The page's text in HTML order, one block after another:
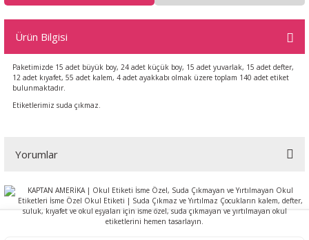
Ürün Bilgisi
Paketimizde 15 adet büyük boy, 24 adet küçük boy, 15 adet yuvarlak, 15 adet defter,
12 adet kıyafet, 55 adet kalem, 4 adet ayakkabı olmak üzere toplam 140 adet etiket
bulunmaktadır.
Etiketlerimiz suda çıkmaz.
Yorumlar
Bu ürüne ilk yorumu siz yapın!